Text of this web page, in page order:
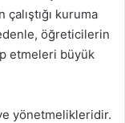
kuruma
öğreticilerin
etmeleri büyük
yönetmelikleridir.